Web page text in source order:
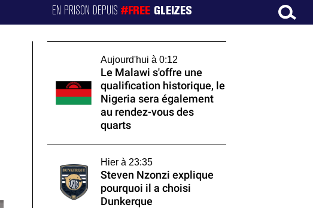
EN PRISON DEPUIS#FREE GLEIZES
Aujourd'hui à 0:12
Le Malawi s'offre une
qualification historique, le
Nigeria sera également
au rendez-vous des
quarts
Hier à 23:35
Steven Nzonzi explique
pourquoi il a choisi
Dunkerque